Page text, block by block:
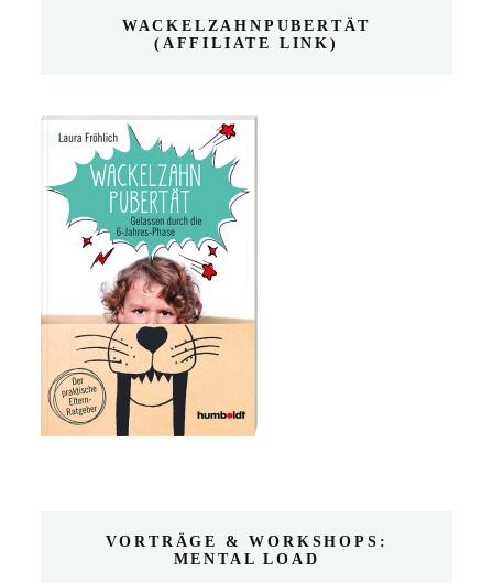
WACKELZAHNPUBERTÄT
(AFFILIATE LINK)
VORTRÄGE & WORKSHOPS:
MENTAL LOAD